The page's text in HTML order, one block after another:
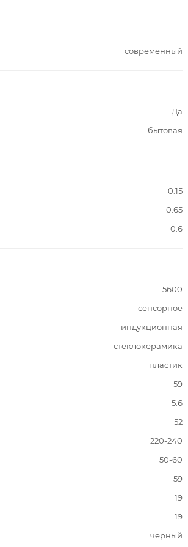
современный
Да
бытовая
0.15
0.65
0.6
5600
сенсорное
индукционная
стеклокерамика
пластик
59
5.6
52
220-240
50-60
59
19
19
черный